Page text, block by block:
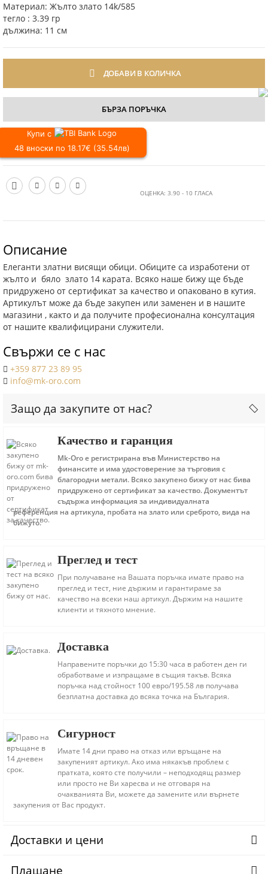
Материал: Жълто злато 14k/585
тегло : 3.39 гр
дължина: 11 см
ДОБАВИ В КОЛИЧКА
БЪРЗА ПОРЪЧКА
Купи с
48 вноски по 18.17€ (35.54лв)
ОЦЕНКА: 3.90 - 10 ГЛАСА
Описание
Елеганти златни висящи обици. Обиците са изработени от
жълто и бяло злато 14 карата. Всяко наше бижу ще бъде
придружено от сертификат за качество и опаковано в кутия.
Артикулът може да бъде закупен или заменен и в нашите
магазини , както и да получите професионална консултация
от нашите квалифицирани служители.
Свържи се с нас
+359 877 23 89 95
info@mk-oro.com
Защо да закупите от нас?
Качество и гаранция
Mk-Oro е регистрирана във Министерство на
финансите и има удостоверение за търговия с
благородни метали. Всяко закупено бижу от нас бива
придружено от сертификат за качество. Документът
съдържа информация за индивидуалната
референция на артикула, пробата на злато или среброто, вида на
бижуто.
Преглед и тест
При получаване на Вашата поръчка имате право на
преглед и тест, ние държим и гарантираме за
качество на всеки наш артикул. Държим на нашите
клиенти и тяхното мнение.
Доставка
Направените поръчки до 15:30 часа в работен ден ги
обработваме и изпращаме в същия такъв. Всяка
поръчка над стойност 100 евро/195.58 лв получава
безплатна доставка до всяка точка на България.
Сигурност
Имате 14 дни право на отказ или връщане на
закупеният артикул. Ако има някакъв проблем с
пратката, която сте получили – неподходящ размер
или просто не Ви харесва и не отговаря на
очакванията Ви, можете да замените или върнете
закупения от Вас продукт.
Доставки и цени
Плащане